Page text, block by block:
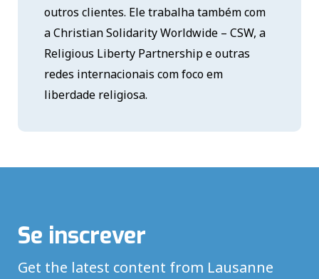
outros clientes. Ele trabalha também com
a Christian Solidarity Worldwide – CSW, a
Religious Liberty Partnership e outras
redes internacionais com foco em
liberdade religiosa.
Se inscrever
Get the latest content from Lausanne